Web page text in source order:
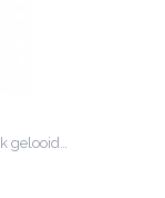
gelooid…